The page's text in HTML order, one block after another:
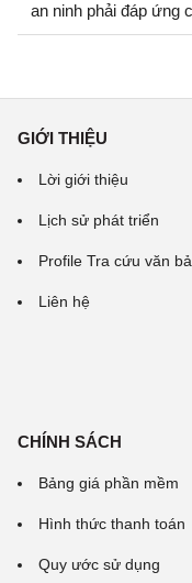
an ninh phải đáp ứng
GIỚI THIỆU
Lời giới thiệu
Lịch sử phát triển
Profile Tra cứu văn
Liên hệ
CHÍNH SÁCH
Bảng giá phần mềm
Hình thức thanh toán
Quy ước sử dụng